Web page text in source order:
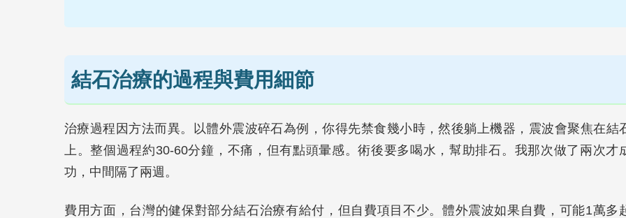
結石治療的過程與費用細節
治療過程因方法而異。以體外震波碎石為例，你得先禁食幾小時，然後躺上機器，震波會聚焦在結
上。整個過程約30-60分鐘，不痛，但有點頭暈感。術後要多喝水，幫助排石。我那次做了兩次才
功，中間隔了兩週。
費用方面，台灣的健保對部分結石治療有給付，但自費項目不少。體外震波如果自費，可能1萬多